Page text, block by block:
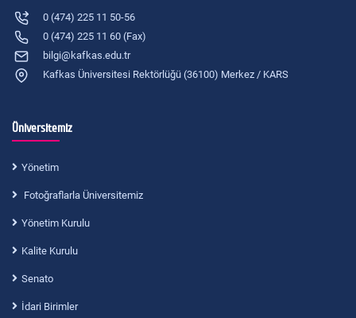
0 (474) 225 11 50-56
0 (474) 225 11 60 (Fax)
bilgi@kafkas.edu.tr
Kafkas Üniversitesi Rektörlüğü (36100) Merkez / KARS
Üniversitemiz
Yönetim
Fotoğraflarla Üniversitemiz
Yönetim Kurulu
Kalite Kurulu
Senato
İdari Birimler